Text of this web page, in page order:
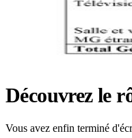
Découvrez le
Vous avez enfin terminé